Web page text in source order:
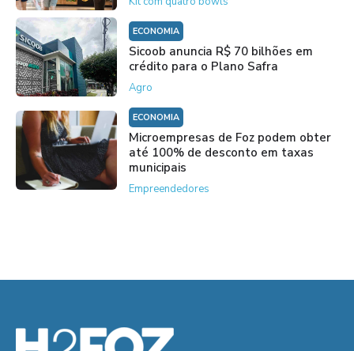
ECONOMIA
Sicoob anuncia R$ 70 bilhões em
crédito para o Plano Safra
Agro
ECONOMIA
Microempresas de Foz podem obter
até 100% de desconto em taxas
municipais
Empreendedores